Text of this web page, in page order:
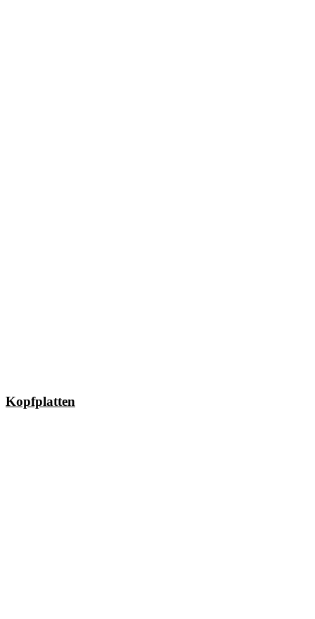
Kopfplatten